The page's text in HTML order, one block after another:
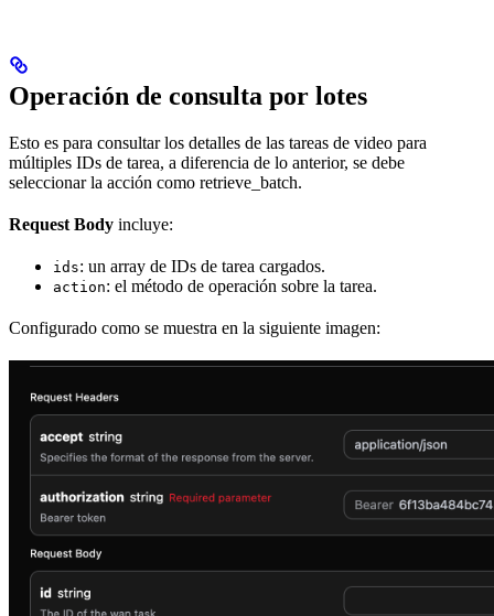
Operación de consulta por lotes
Esto es para consultar los detalles de las tareas de video para
múltiples IDs de tarea, a diferencia de lo anterior, se debe
seleccionar la acción como retrieve_batch.
Request Body incluye:
ids: un array de IDs de tarea cargados.
action: el método de operación sobre la tarea.
Configurado como se muestra en la siguiente imagen: